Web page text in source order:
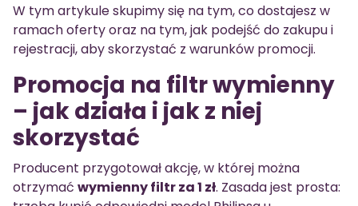
W tym artykule skupimy się na tym, co dostajesz w
ramach oferty oraz na tym, jak podejść do zakupu i
rejestracji, aby skorzystać z warunków promocji.
Promocja na filtr wymienny
– jak działa i jak z niej
skorzystać
Producent przygotował akcję, w której można
otrzymać wymienny filtr za 1 zł. Zasada jest prosta: